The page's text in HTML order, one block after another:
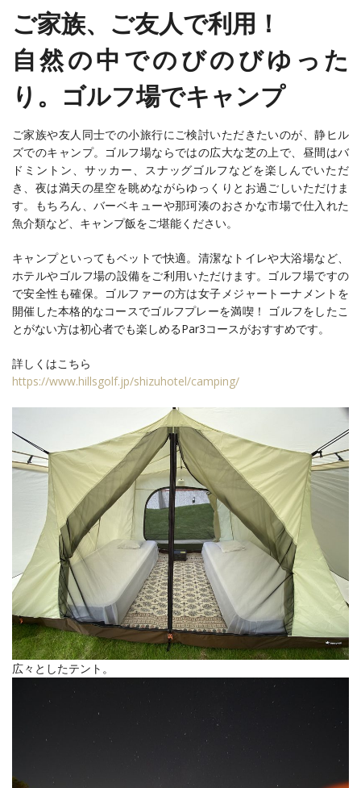
ご家族、ご友人で利用！
自然の中でのびのびゆった
り。ゴルフ場でキャンプ
ご家族や友人同士での小旅行にご検討いただきたいのが、静ヒル
ズでのキャンプ。ゴルフ場ならではの広大な芝の上で、昼間はバ
ドミントン、サッカー、スナッグゴルフなどを楽しんでいただ
き、夜は満天の星空を眺めながらゆっくりとお過ごしいただけま
す。もちろん、バーベキューや那珂湊のおさかな市場で仕入れた
魚介類など、キャンプ飯をご堪能ください。
キャンプといってもベットで快適。清潔なトイレや大浴場など、
ホテルやゴルフ場の設備をご利用いただけます。ゴルフ場ですの
で安全性も確保。ゴルファーの方は女子メジャートーナメントを
開催した本格的なコースでゴルフプレーを満喫！ ゴルフをしたこ
とがない方は初心者でも楽しめるPar3コースがおすすめです。
詳しくはこちら
https://www.hillsgolf.jp/shizuhotel/camping/
広々としたテント。